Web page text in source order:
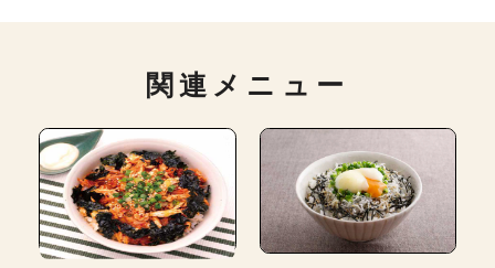
関連メニュー